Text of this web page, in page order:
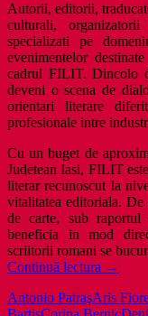
Autorii, editorii,
culturali,
specializati pe
evenimentelor
cadrul FILIT. Dincolo
deveni o scena de
orientari literare
profesionale intre
Cu un buget de
Judetean Iasi, FILIT
literar recunoscut la
vitalitatea editoriala. De
de carte, sub raportul
beneficia in mod
scriitorii romani se
Continuă lectura Iasiul
de
→
Antonio PatraşAris